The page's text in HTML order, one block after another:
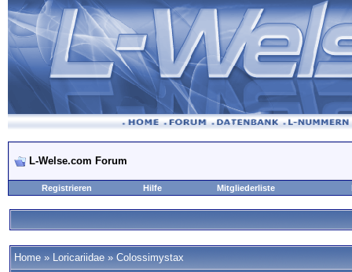
L-Welse.com Forum
Registrieren Hilfe Mitgliederliste
Home » Loricariidae » Colossimystax